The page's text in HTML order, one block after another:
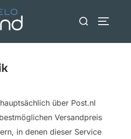
Suche
über Post.nl
Versandpreis
in denen dieser Service